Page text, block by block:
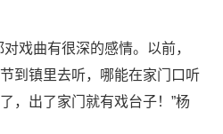
戏曲有很深的感情。以前，
到镇里去听，哪能在家门口听
，出了家门就有戏台子！”杨